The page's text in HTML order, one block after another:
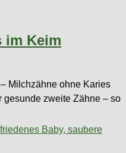
im Keim
Milchzähne ohne Karies
gesunde zweite Zähne – so